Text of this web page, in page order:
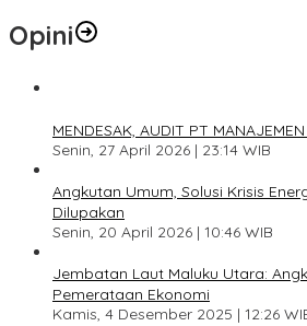
Opini
MENDESAK, AUDIT PT
Senin, 27 April 2026 | 23:14 WIB
Angkutan Umum, Solusi Krisis
Dilupakan
Senin, 20 April 2026 | 10:46 WIB
Jembatan Laut Maluku Utara:
Pemerataan Ekonomi
Kamis, 4 Desember 2025 | 12:26